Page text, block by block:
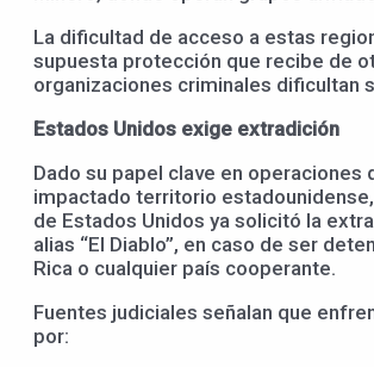
La dificultad de acceso a estas
supuesta protección que recibe de
organizaciones criminales dificultan
Estados Unidos exige extradición
Dado su papel clave en operaciones
impactado territorio
de Estados Unidos ya solicitó la
alias “El Diablo”, en caso de ser
Rica o cualquier país cooperante.
Fuentes judiciales señalan que
por: